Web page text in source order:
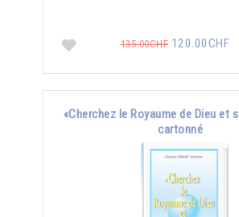
135.00CHF 120.00CHF
«Cherchez le Royaume de Dieu et
cartonné